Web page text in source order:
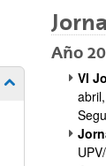
Mostrar/ocultar
Año
VI